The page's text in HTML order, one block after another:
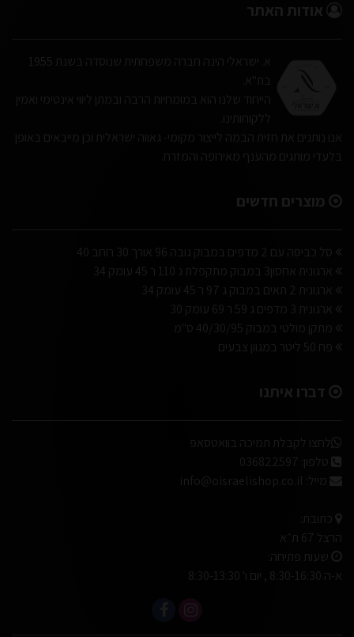
אודות האתר
א. ישראלי הינה חברה משפחתית שנוסדה בשנת 1955
בת"א.
הייחוד שלנו הוא במומחיות הרבה ובמתן ליווי אינטימי ואמין
ללקוחותינו.
אנו נותנים את חזית הבמה לייצור מקומי- גאווה ישראלית וכן מייבאים באופן
בלעדי מותגים מהענף מאירופה והמזרח.
מוצרים חדשים
סל כביסה עם 2 מדפים במבוק גובה 96 אורך 30 רוחב 40
ארגונית אחסון3 במבוק מתקפלת ג 110 ר 45 עומק 34
ארגונית 2 תאים במבוק ג 97 ר 45 עומק 34
ארגונית 3 מדפים ג 59 ר 69 עומק 30
מתקן מולטי במבוק 40/30/95 ס"מ
פח 50 ליטר במגוון צבעים
דברו איתנו
לחצו לקבלת תמיכה בוואטסאפ
טלפון: 036822597
מייל: info@oisraelishop.co.il
כתובת:
הרצל 67 ת״א
שעות פתיחה:
א-ה 8:30-16:30 , יום ו' 8:30-13:30